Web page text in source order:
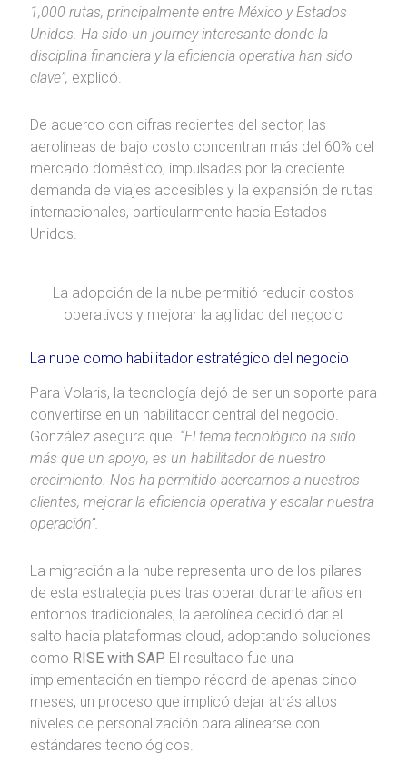
1,000 rutas, principalmente entre México y Estados
Unidos. Ha sido un journey interesante donde la
disciplina financiera y la eficiencia operativa han sido
clave”, explicó.
De acuerdo con cifras recientes del sector, las
aerolíneas de bajo costo concentran más del 60% del
mercado doméstico, impulsadas por la creciente
demanda de viajes accesibles y la expansión de rutas
internacionales, particularmente hacia Estados
Unidos.
La adopción de la nube permitió reducir costos
operativos y mejorar la agilidad del negocio
La nube como habilitador estratégico del negocio
Para Volaris, la tecnología dejó de ser un soporte para
convertirse en un habilitador central del negocio.
González asegura que “El tema tecnológico ha sido
más que un apoyo, es un habilitador de nuestro
crecimiento. Nos ha permitido acercarnos a nuestros
clientes, mejorar la eficiencia operativa y escalar nuestra
operación”.
La migración a la nube representa uno de los pilares
de esta estrategia pues tras operar durante años en
entornos tradicionales, la aerolínea decidió dar el
salto hacia plataformas cloud, adoptando soluciones
como RISE with SAP. El resultado fue una
implementación en tiempo récord de apenas cinco
meses, un proceso que implicó dejar atrás altos
niveles de personalización para alinearse con
estándares tecnológicos.